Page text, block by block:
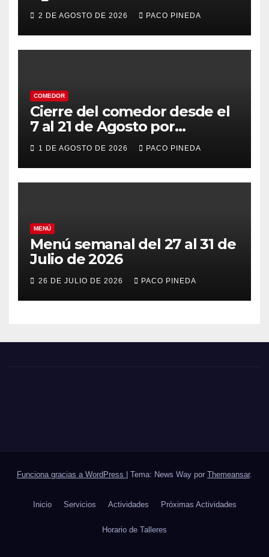
2 DE AGOSTO DE 2026 PACO PINEDA
COMEDOR
Cierre del comedor desde el
7 al 21 de Agosto por
vacaciones
1 DE AGOSTO DE 2026 PACO PINEDA
MENÚ
Menú semanal del 27 al 31 de
Julio de 2026
26 DE JULIO DE 2026 PACO PINEDA
Funciona gracias a WordPress | Tema: News Way por Themeansar.
Inicio Servicios Actividades Próximas Actividades
Horario de Talleres